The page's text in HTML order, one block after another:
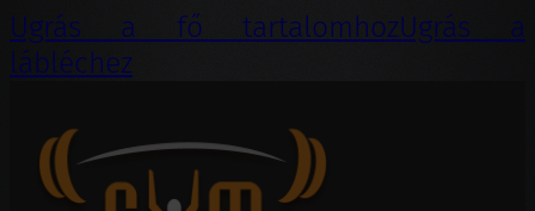
Ugrás a fő tartalomhozUgrás a
lábléchez